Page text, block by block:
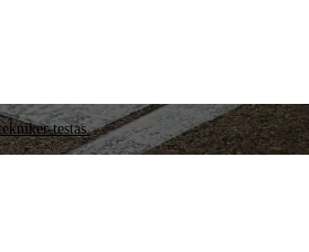
testas.